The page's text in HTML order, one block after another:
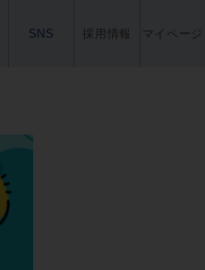
SNS 採用情報 マイページ